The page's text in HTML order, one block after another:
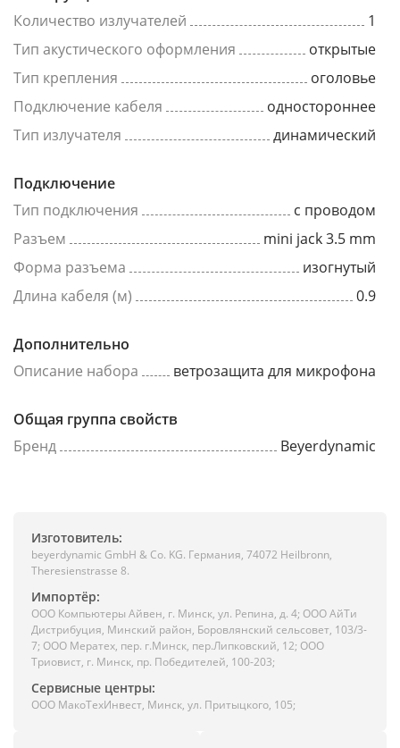
Количество излучателей
1
Тип акустического оформления
открытые
Тип крепления
оголовье
Подключение кабеля
одностороннее
Тип излучателя
динамический
Подключение
Тип подключения
с проводом
Разъем
mini jack 3.5 mm
Форма разъема
изогнутый
Длина кабеля (м)
0.9
Дополнительно
Описание набора
ветрозащита для микрофона
Общая группа свойств
Бренд
Beyerdynamic
Изготовитель:
beyerdynamic GmbH & Co. KG. Германия, 74072 Heilbronn,
Theresienstrasse 8.
Импортёр:
ООО Компьютеры Айвен, г. Минск, ул. Репина, д. 4; ООО АйТи
Дистрибуция, Минский район, Боровлянский сельсовет, 103/3-
7; ООО Мератех, пер. г.Минск, пер.Липковский, 12; ООО
Триовист, г. Минск, пр. Победителей, 100-203;
Сервисные центры:
ООО МакоТехИнвест, Минск, ул. Притыцкого, 105;